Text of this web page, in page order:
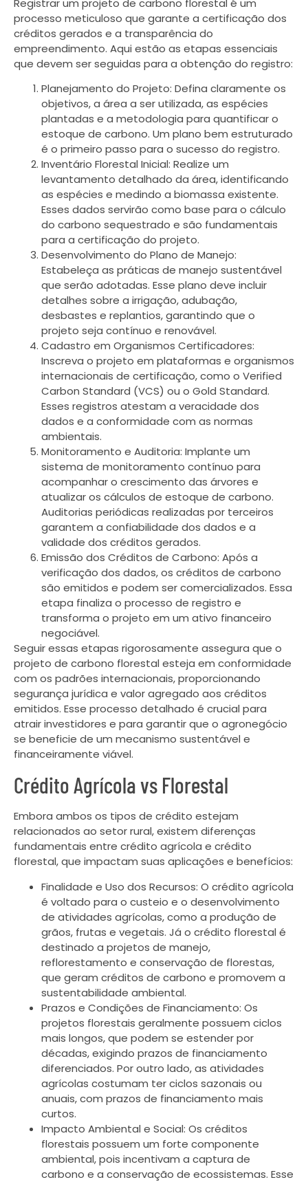
Registrar um projeto de carbono florestal é um
processo meticuloso que garante a certificação dos
créditos gerados e a transparência do
empreendimento. Aqui estão as etapas essenciais
que devem ser seguidas para a obtenção do registro:
Planejamento do Projeto: Defina claramente os
objetivos, a área a ser utilizada, as espécies
plantadas e a metodologia para quantificar o
estoque de carbono. Um plano bem estruturado
é o primeiro passo para o sucesso do registro.
Inventário Florestal Inicial: Realize um
levantamento detalhado da área, identificando
as espécies e medindo a biomassa existente.
Esses dados servirão como base para o cálculo
do carbono sequestrado e são fundamentais
para a certificação do projeto.
Desenvolvimento do Plano de Manejo:
Estabeleça as práticas de manejo sustentável
que serão adotadas. Esse plano deve incluir
detalhes sobre a irrigação, adubação,
desbastes e replantios, garantindo que o
projeto seja contínuo e renovável.
Cadastro em Organismos Certificadores:
Inscreva o projeto em plataformas e organismos
internacionais de certificação, como o Verified
Carbon Standard (VCS) ou o Gold Standard.
Esses registros atestam a veracidade dos
dados e a conformidade com as normas
ambientais.
Monitoramento e Auditoria: Implante um
sistema de monitoramento contínuo para
acompanhar o crescimento das árvores e
atualizar os cálculos de estoque de carbono.
Auditorias periódicas realizadas por terceiros
garantem a confiabilidade dos dados e a
validade dos créditos gerados.
Emissão dos Créditos de Carbono: Após a
verificação dos dados, os créditos de carbono
são emitidos e podem ser comercializados. Essa
etapa finaliza o processo de registro e
transforma o projeto em um ativo financeiro
negociável.
Seguir essas etapas rigorosamente assegura que o
projeto de carbono florestal esteja em conformidade
com os padrões internacionais, proporcionando
segurança jurídica e valor agregado aos créditos
emitidos. Esse processo detalhado é crucial para
atrair investidores e para garantir que o agronegócio
se beneficie de um mecanismo sustentável e
financeiramente viável.
Crédito Agrícola vs Florestal
Embora ambos os tipos de crédito estejam
relacionados ao setor rural, existem diferenças
fundamentais entre crédito agrícola e crédito
florestal, que impactam suas aplicações e benefícios:
Finalidade e Uso dos Recursos: O crédito agrícola
é voltado para o custeio e o desenvolvimento
de atividades agrícolas, como a produção de
grãos, frutas e vegetais. Já o crédito florestal é
destinado a projetos de manejo,
reflorestamento e conservação de florestas,
que geram créditos de carbono e promovem a
sustentabilidade ambiental.
Prazos e Condições de Financiamento: Os
projetos florestais geralmente possuem ciclos
mais longos, que podem se estender por
décadas, exigindo prazos de financiamento
diferenciados. Por outro lado, as atividades
agrícolas costumam ter ciclos sazonais ou
anuais, com prazos de financiamento mais
curtos.
Impacto Ambiental e Social: Os créditos
florestais possuem um forte componente
ambiental, pois incentivam a captura de
carbono e a conservação de ecossistemas. Esse